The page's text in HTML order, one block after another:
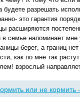
будете разрешать
это гарантия
расширяются
семье напоминает мне
берег, а границ
как по мне так
взрослый
или не кормить